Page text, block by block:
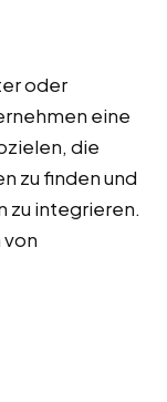
oder
eine
die
zu finden und
zu integrieren.